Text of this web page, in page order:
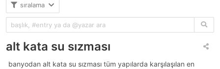
sıralama
alt kata su sızması
banyodan alt kata su sızması tüm yapılarda karşılaşılan en